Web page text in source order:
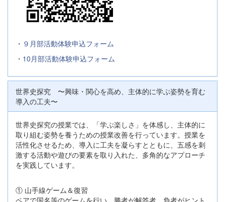
・ ９月部活動体験申込フォーム
・ 10月部活動体験申込フォーム
世界史探究 〜興味・関心を高め、主体的に学ぶ姿勢を育む
導入の工夫〜
世界史探究の授業では、「学ぶ楽しさ」を体感し、主体的に
取り組む姿勢を養うための授業改善を行っています。授業を
活性化させるため、導入に工夫を凝らすとともに、五感を刺
激する活動や遊びの要素を取り入れた、多角的なアプローチ
を実践しています。
① 山手線ゲーム＆復習
ペアで国名等のゲームを行い、勝者が解答者、負者がヒント